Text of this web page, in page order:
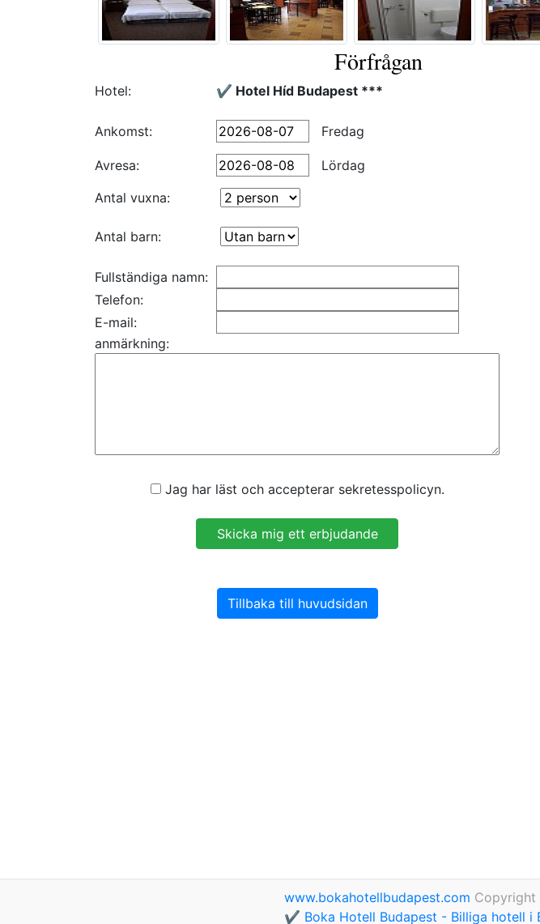
Förfrågan
Hotel: ✔️ Hotel Híd Budapest ***
Ankomst: Fredag
Avresa:
Lördag
Antal vuxna:
Antal barn:
Fullständiga namn:
Telefon:
E-mail:
anmärkning:
Jag har läst och accepterar sekretesspolicyn.
Tillbaka till huvudsidan
www.bokahotellbudapest.com
✔️ Boka Hotell Budapest - Billiga hotell i